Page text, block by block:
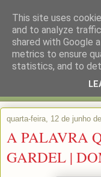
quarta-feira, 12 de junho
A PALAVRA
GARDEL |
This site uses
and to analyze
shared with Google
metrics to ensure
statistics, and to